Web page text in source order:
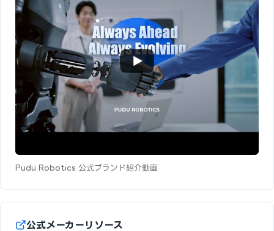
Pudu Robotics 公式ブランド紹介動画
公式メーカーリソース